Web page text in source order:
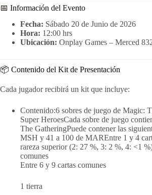
📅 Información del Evento
Fecha: Sábado 20 de Junio de 2026
Hora: 12:00 hrs
Ubicación: Onplay Games – Merced
📦 Contenido del Kit de Presentación
Cada jugador recibirá un kit que incluye:
Contenido:6 sobres de juego de Magic:
Super HeroesCada sobre de juego
The GatheringPuede contener las
MSH y 41 a 100 de MAREntre 1 y 4
rareza superior (2: 27 %, 3: 2 %, 4: <1
comunes
Entre 6 y 9 cartas comunes
1 tierra